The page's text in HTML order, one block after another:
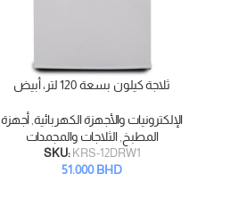
إضافة إلى السلة
ثلاجة كيلون بسعة 120 لتر، أبيض
الإلكترونيات والأجهزة الكهربائية أجهزة
المطبخ ,الثلاجات والمجمدات
SKU: KRS-12DRW1
51.000BHD